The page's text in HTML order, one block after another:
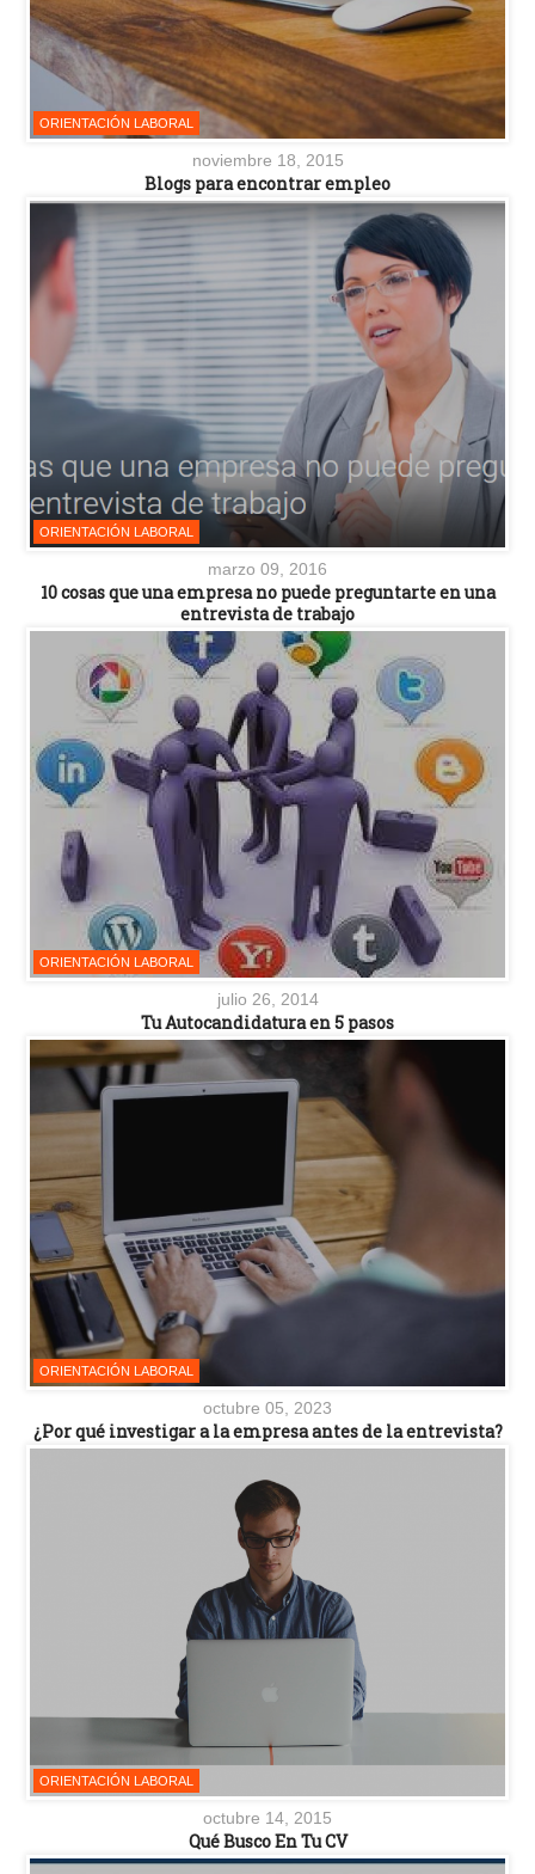
ORIENTACIÓN LABORAL
noviembre 18, 2015
Blogs para encontrar empleo
ORIENTACIÓN LABORAL
marzo 09, 2016
10 cosas que una empresa no puede preguntarte en una
entrevista de trabajo
ORIENTACIÓN LABORAL
julio 26, 2014
Tu Autocandidatura en 5 pasos
ORIENTACIÓN LABORAL
octubre 05, 2023
¿Por qué investigar a la empresa antes de la entrevista?
ORIENTACIÓN LABORAL
octubre 14, 2015
Qué Busco En Tu CV